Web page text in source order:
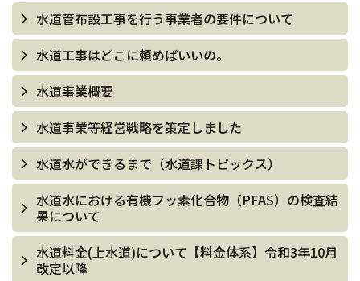
水道管布設工事を行う事業者の要件について
水道工事はどこに頼めばいいの。
水道事業概要
水道事業等経営戦略を策定しました
水道水ができるまで（水道課トピックス）
水道水における有機フッ素化合物（PFAS）の検査結
果について
水道料金(上水道)について【料金体系】令和3年10月
改定以降